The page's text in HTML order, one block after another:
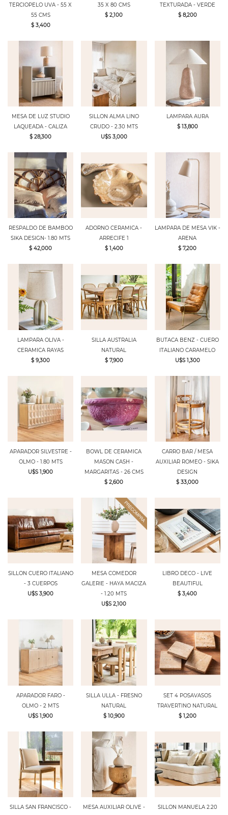
TERCIOPELO UVA - 55 X
55 CMS
$ 3,400
35 X 80 CMS
$ 2,100
TEXTURADA - VERDE
$ 8,200
MESA DE LUZ STUDIO
LAQUEADA - CALIZA
$ 28,300
SILLON ALMA LINO
CRUDO - 2.30 MTS
U$S 3,000
LAMPARA AURA
$ 13,800
RESPALDO DE BAMBOO
SIKA DESIGN- 1.80 MTS
$ 42,000
ADORNO CERAMICA -
ARRECIFE 1
$ 1,400
LAMPARA DE MESA VIK -
ARENA
$ 7,200
LAMPARA OLIVA -
CERAMICA RAYAS
$ 9,300
SILLA AUSTRALIA
NATURAL
$ 7,900
BUTACA BENZ - CUERO
ITALIANO CARAMELO
U$S 1,300
APARADOR SILVESTRE -
OLMO - 1.80 MTS
U$S 1,900
BOWL DE CERAMICA
MASON CASH -
MARGARITAS - 26 CMS
$ 2,600
CARRO BAR / MESA
AUXILIAR ROMEO - SIKA
DESIGN
$ 33,000
SILLON CUERO ITALIANO
- 3 CUERPOS
U$S 3,900
MESA COMEDOR
GALERIE - HAYA MACIZA
- 1.20 MTS
U$S 2,100
LIBRO DECO - LIVE
BEAUTIFUL
$ 3,400
APARADOR FARO -
OLMO - 2 MTS
U$S 1,900
SILLA ULLA - FRESNO
NATURAL
$ 10,900
SET 4 POSAVASOS
TRAVERTINO NATURAL
$ 1,200
SILLA SAN FRANCISCO -
MESA AUXILIAR OLIVE -
SILLON MANUELA 2.20